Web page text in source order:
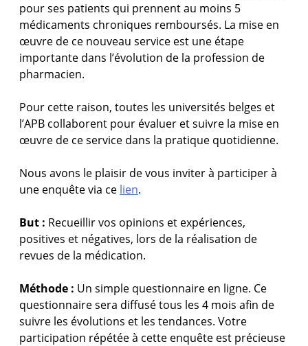
pour ses patients qui prennent au moins 5
médicaments chroniques remboursés. La mise en
œuvre de ce nouveau service est une étape
importante dans l’évolution de la profession de
pharmacien.
Pour cette raison, toutes les universités belges et
l’APB collaborent pour évaluer et suivre la mise en
œuvre de ce service dans la pratique quotidienne.
Nous avons le plaisir de vous inviter à participer à
une enquête via ce lien.
But : Recueillir vos opinions et expériences,
positives et négatives, lors de la réalisation de
revues de la médication.
Méthode : Un simple questionnaire en ligne. Ce
questionnaire sera diffusé tous les 4 mois afin de
suivre les évolutions et les tendances. Votre
participation répétée à cette enquête est précieuse